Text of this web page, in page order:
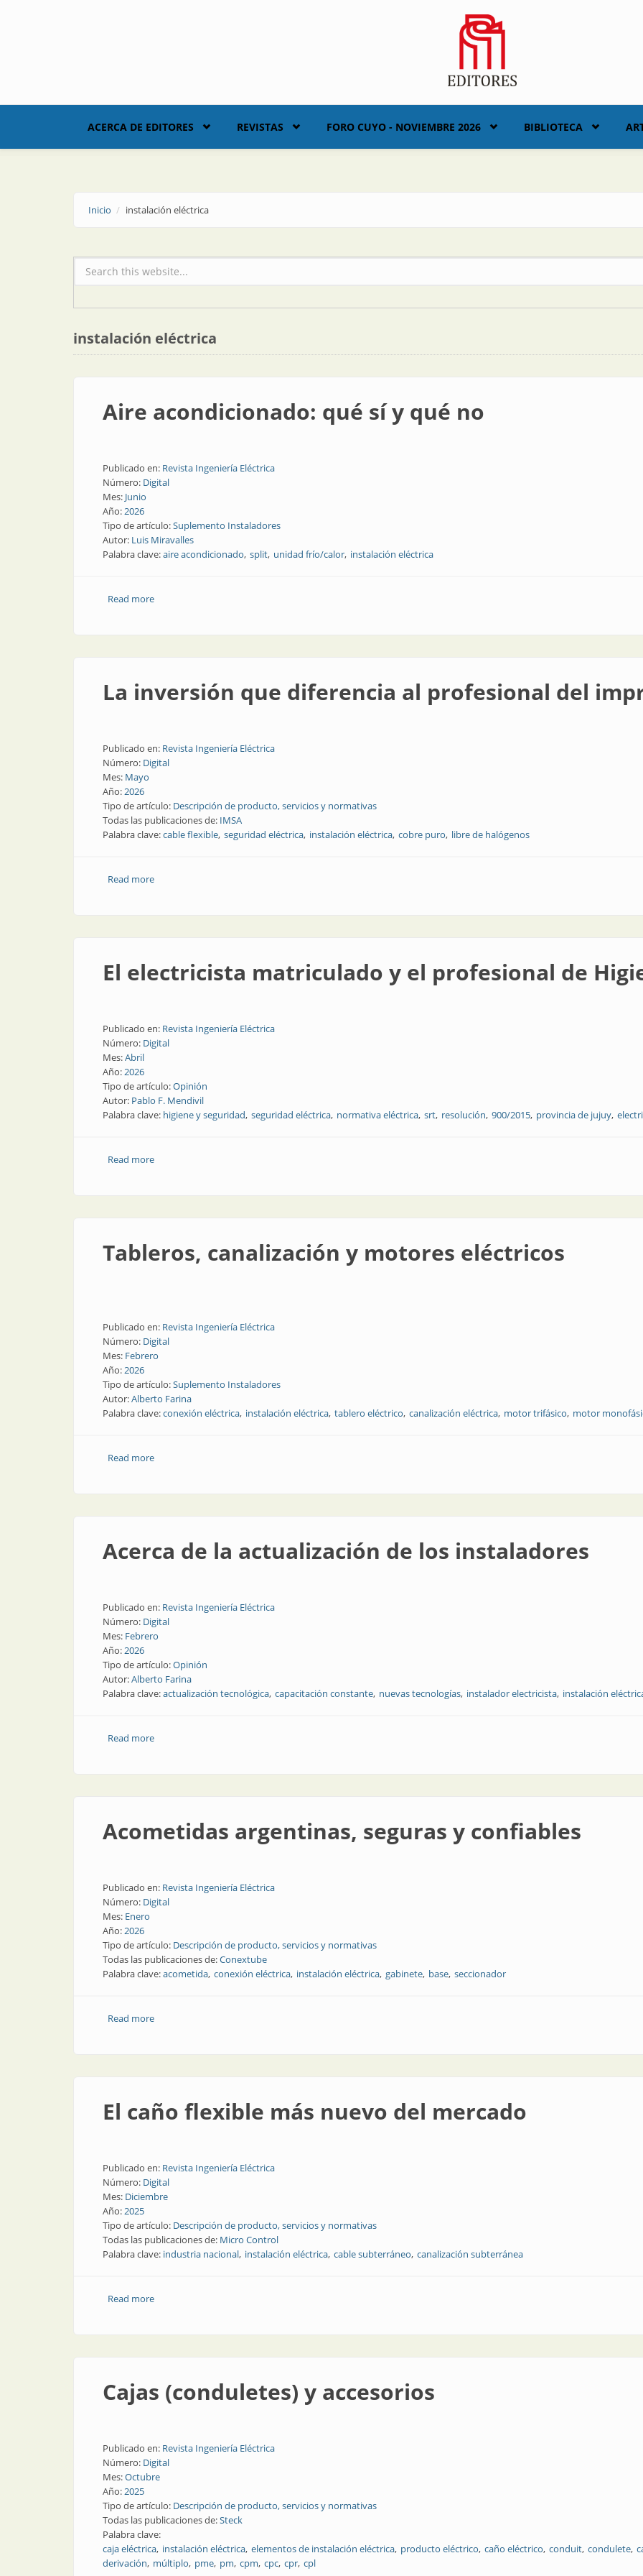
ACERCA DE EDITORES REVISTAS FORO CUYO - NOVIEMBRE 2026 BIBLIOTECA
Inicio instalación eléctrica
Formulario de búsqueda
instalación eléctrica
Aire acondicionado: qué sí y qué no
Publicado en: Revista Ingeniería Eléctrica
Número: Digital
Mes: Junio
Año:2026
Tipo de artículo:Suplemento Instaladores
Autor: Luis Miravalles
Palabra clave:aire acondicionado split unidad frío/calor instalación eléctrica
Read moreabout Aire acondicionado: qué sí y qué no
La inversión que diferencia al profesional del
Publicado en: Revista Ingeniería Eléctrica
Número: Digital
Mes: Mayo
Año:2026
Tipo de artículo: Descripción de producto, servicios y normativas
Todas las publicaciones de: IMSA
Palabra clave:cable flexible seguridad eléctrica instalación eléctrica cobre puro libre de halógenos
Read moreabout La inversión que diferencia al profesional del improvisado
El electricista matriculado y el profesional de
Publicado en: Revista Ingeniería Eléctrica
Número: Digital
Mes:Abril
Año:2026
Tipo de artículo:Opinión
Autor: Pablo F. Mendivil
Palabra clave: higiene y seguridad seguridad eléctrica normativa eléctrica srt resolución 900/2015 provincia de jujuy
Read moreabout El electricista matriculado y el profesional de Higiene y Seguridad
Tableros, canalización y motores eléctricos
Publicado en: Revista Ingeniería Eléctrica
Número: Digital
Mes: Febrero
Año:2026
Tipo de artículo:Suplemento Instaladores
Autor:Alberto Farina
Palabra clave:conexión eléctrica instalación eléctrica tablero eléctrico canalización eléctrica motor trifásico motor
Read moreabout Tableros, canalización y motores eléctricos
Acerca de la actualización de los instaladores
Publicado en: Revista Ingeniería Eléctrica
Número: Digital
Mes: Febrero
Año:2026
Tipo de artículo:Opinión
Autor:Alberto Farina
Palabra clave:actualización tecnológica capacitación constante nuevas tecnologías instalador electricista instalación
Read moreabout Acerca de la actualización de los instaladores
Acometidas argentinas, seguras y confiables
Publicado en: Revista Ingeniería Eléctrica
Número: Digital
Mes: Enero
Año:2026
Tipo de artículo: Descripción de producto, servicios y normativas
Todas las publicaciones de:Conextube
Palabra clave:acometida conexión eléctrica instalación eléctrica gabinete base seccionador
Read moreabout Acometidas argentinas, seguras y confiables
El caño flexible más nuevo del mercado
Publicado en: Revista Ingeniería Eléctrica
Número: Digital
Mes: Diciembre
Año:2025
Tipo de artículo: Descripción de producto, servicios y normativas
Todas las publicaciones de: Micro Control
Palabra clave: industria nacional instalación eléctrica cable subterráneo canalización subterránea
Read moreabout El caño flexible más nuevo del mercado
Cajas (conduletes) y accesorios
Publicado en: Revista Ingeniería Eléctrica
Número: Digital
Mes:Octubre
Año:2025
Tipo de artículo: Descripción de producto, servicios y normativas
Todas las publicaciones de:Steck
Palabra clave:
caja eléctrica instalación eléctrica elementos de instalación eléctrica producto eléctrico caño eléctrico conduit condulete
derivación múltiplo pme pm cpm cpc cpr cpl